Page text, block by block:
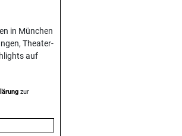
in München
Theater­
auf
zur